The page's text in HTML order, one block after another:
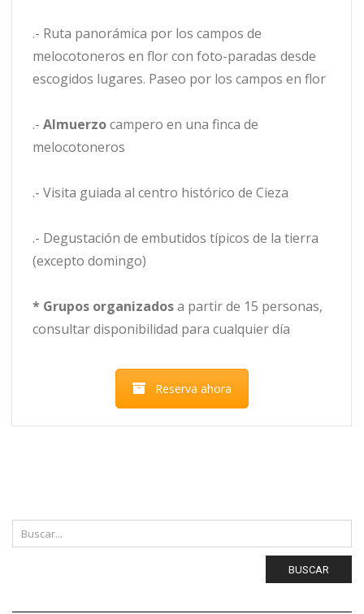
.- Ruta panorámica por los campos de
melocotoneros en flor con foto-paradas desde
escogidos lugares. Paseo por los campos en flor
.- Almuerzocampero en una finca de
melocotoneros
.- Visita guiada al centro histórico de Cieza
.- Degustación de embutidos típicos de la tierra
(excepto domingo)
* Grupos organizadosa partir de 15 personas,
consultar disponibilidad para cualquier día
Reserva ahora
BUSCAR